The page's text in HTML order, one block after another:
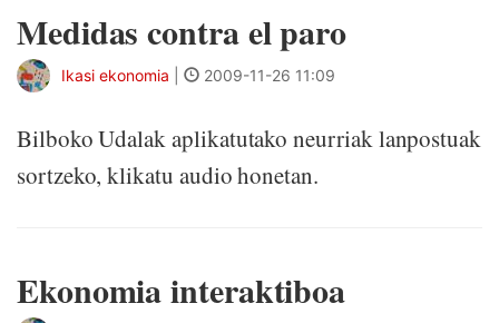
Medidas contra el paro
Ikasi ekonomia 2009-11-26 11:09
Bilboko Udalak aplikatutako neurriak lanpostuak
sortzeko, klikatu audio honetan.
Ekonomia interaktiboa